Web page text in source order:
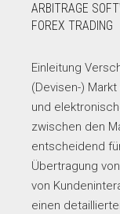
ARBITRAGE
FOREX TRADING
Einleitung
(Devisen-)
und
zwischen den
entscheidend
Übertragung
von
einen